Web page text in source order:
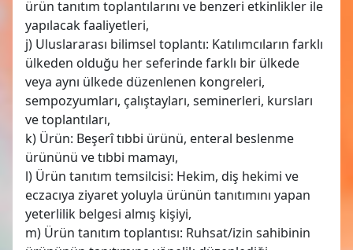
ürün tanıtım toplantılarını ve benzeri etkinlikler ile
yapılacak faaliyetleri,
j) Uluslararası bilimsel toplantı: Katılımcıların farklı
ülkeden olduğu her seferinde farklı bir ülkede
veya aynı ülkede düzenlenen kongreleri,
sempozyumları, çalıştayları, seminerleri, kursları
ve toplantıları,
k) Ürün: Beşerî tıbbi ürünü, enteral beslenme
ürününü ve tıbbi mamayı,
l) Ürün tanıtım temsilcisi: Hekim, diş hekimi ve
eczacıya ziyaret yoluyla ürünün tanıtımını yapan
yeterlilik belgesi almış kişiyi,
m) Ürün tanıtım toplantısı: Ruhsat/izin sahibinin